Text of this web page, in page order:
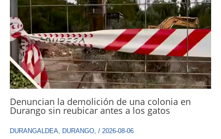
Denuncian la demolición de una colonia en
Durango sin reubicar antes a los gatos
DURANGALDEA DURANGO / 2026-08-06